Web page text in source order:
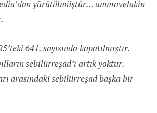
yürütülmüştür… ammavelakin
641. sayısında kapatılmıştır.
sebilürreşad’ı artık yoktur.
arasındaki sebilürreşad başka bir